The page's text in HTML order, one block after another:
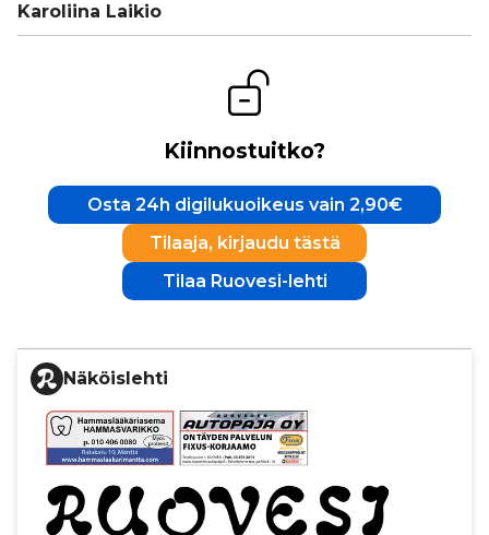
Karoliina Laikio
Kiinnostuitko?
Osta 24h digilukuoikeus vain 2,90€
Tilaaja, kirjaudu tästä
Tilaa Ruovesi-lehti
Näköislehti